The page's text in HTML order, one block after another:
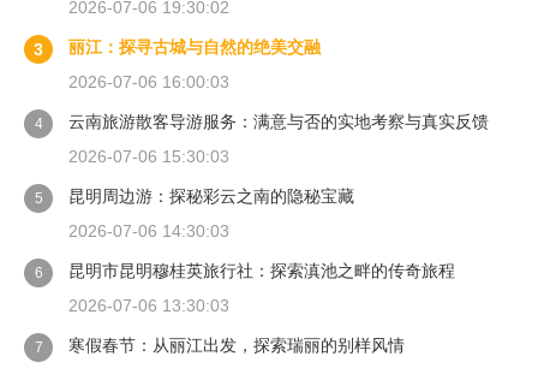
2026-07-06 19:30:02
3
丽江：探寻古城与自然的绝美交融
2026-07-06 16:00:03
4
云南旅游散客导游服务：满意与否的实地考察与真实反馈
2026-07-06 15:30:03
5
昆明周边游：探秘彩云之南的隐秘宝藏
2026-07-06 14:30:03
6
昆明市昆明穆桂英旅行社：探索滇池之畔的传奇旅程
2026-07-06 13:30:03
7
寒假春节：从丽江出发，探索瑞丽的别样风情